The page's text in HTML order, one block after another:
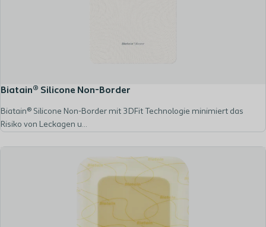
Biatain® Silicone Non-Border
Biatain® Silicone Non-Border mit 3DFit Technologie minimiert das
Risiko von Leckagen u...